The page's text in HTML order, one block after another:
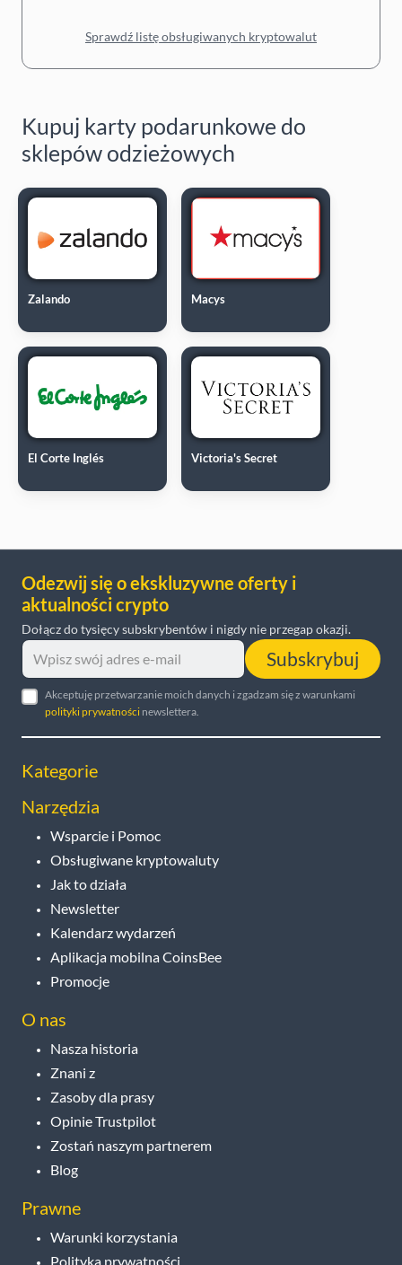
Sprawdź listę obsługiwanych kryptowalut
Kupuj karty podarunkowe do
sklepów odzieżowych
Zalando Macys
El Corte Inglés Victoria's Secret
Odezwij się o ekskluzywne oferty i
aktualności crypto
Dołącz do tysięcy subskrybentów i nigdy nie przegap okazji.
Subskrybuj
Akceptuję przetwarzanie moich danych i zgadzam się z warunkami
polityki prywatności newslettera.
Kategorie
Narzędzia
Wsparcie i Pomoc
Obsługiwane kryptowaluty
Jak to działa
Newsletter
Kalendarz wydarzeń
Aplikacja mobilna CoinsBee
Promocje
O nas
Nasza historia
Znani z
Zasoby dla prasy
Opinie Trustpilot
Zostań naszym partnerem
Blog
Prawne
Warunki korzystania
Polityka prywatności